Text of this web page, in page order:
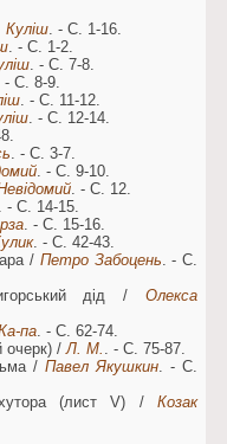
Куліш . - С. 1-16.
. - С. 1-2.
. - С. 7-8.
. - С. 8-9.
. - С. 11-12.
. - С. 12-14.
. - С. 3-7.
. - С. 9-10.
. - С. 12.
. - С. 14-15.
. - С. 15-16.
. - С. 42-43.
/ Петро Забоцень . - С.
дід /Олекса
па . - С. 62-74.
очерк) / Л. М.
. - С. 75-87.
/ Павел Якушкин . - С.
(лист V) / Козак